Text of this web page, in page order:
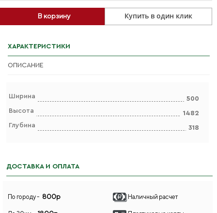
В корзину Купить в один клик
ХАРАКТЕРИСТИКИ
ОПИСАНИЕ
Ширина
500
Высота
1482
Глубина
318
ДОСТАВКА И ОПЛАТА
По городу - 800р Наличный расчет